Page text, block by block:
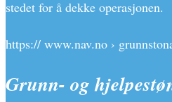
stedet for å dekke operasjonen.
https:// www.nav.no ›
Grunn- og